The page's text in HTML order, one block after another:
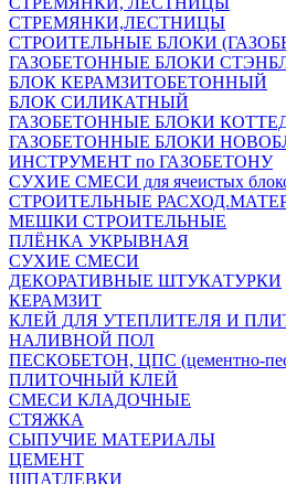
СТРЕМЯНКИ,ЛЕСТНИЦЫ
СТРОИТЕЛЬНЫЕ БЛОКИ
ГАЗОБЕТОННЫЕ БЛОКИ
БЛОК КЕРАМЗИТОБЕТОННЫЙ
БЛОК СИЛИКАТНЫЙ
ГАЗОБЕТОННЫЕ БЛОКИ
ГАЗОБЕТОННЫЕ БЛОКИ
ИНСТРУМЕНТ по ГАЗОБЕТОНУ
СУХИЕ СМЕСИ для ячеистых
СТРОИТЕЛЬНЫЕ
МЕШКИ СТРОИТЕЛЬНЫЕ
ПЛЁНКА УКРЫВНАЯ
СУХИЕ СМЕСИ
ДЕКОРАТИВНЫЕ ШТУКАТУРКИ
КЕРАМЗИТ
КЛЕЙ ДЛЯ УТЕПЛИТЕЛЯ И
НАЛИВНОЙ ПОЛ
ПЕСКОБЕТОН, ЦПС (цементно-
ПЛИТОЧНЫЙ КЛЕЙ
СМЕСИ КЛАДОЧНЫЕ
СТЯЖКА
СЫПУЧИЕ МАТЕРИАЛЫ
ЦЕМЕНТ
ШПАТЛЕВКИ